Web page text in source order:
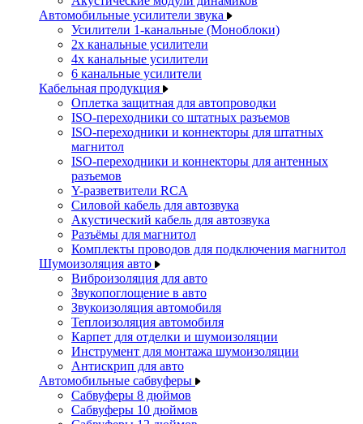
Автомобильные усилители звука
Усилители 1-канальные (Моноблоки)
2х канальные усилители
4х канальные усилители
6 канальные усилители
Кабельная продукция
Оплетка защитная для автопроводки
ISO-переходники со штатных разъемов
ISO-переходники и коннекторы для штатных
магнитол
ISO-переходники и коннекторы для антенных
разъемов
Y-разветвители RCA
Силовой кабель для автозвука
Акустический кабель для автозвука
Разъёмы для магнитол
Комплекты проводов для подключения магнитол
Шумоизоляция авто
Виброизоляция для авто
Звукопоглощение в авто
Звукоизоляция автомобиля
Теплоизоляция автомобиля
Карпет для отделки и шумоизоляции
Инструмент для монтажа шумоизоляции
Антискрип для авто
Автомобильные сабвуферы
Сабвуферы 8 дюймов
Сабвуферы 10 дюймов